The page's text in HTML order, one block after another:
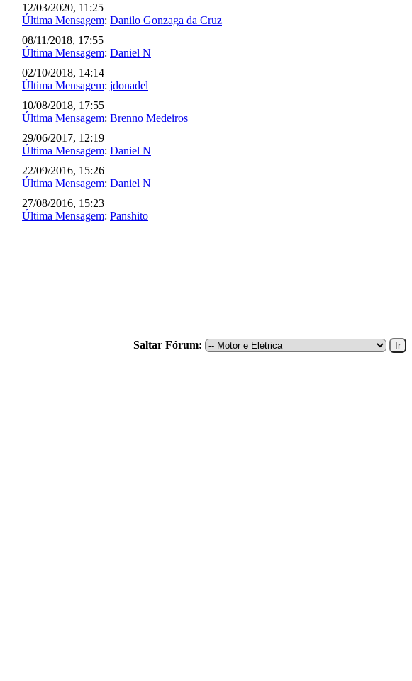
12/03/2020, 11:25
Última Mensagem: Danilo Gonzaga da Cruz
08/11/2018, 17:55
Última Mensagem: Daniel N
02/10/2018, 14:14
Última Mensagem: jdonadel
10/08/2018, 17:55
Última Mensagem: Brenno Medeiros
29/06/2017, 12:19
Última Mensagem: Daniel N
22/09/2016, 15:26
Última Mensagem: Daniel N
27/08/2016, 15:23
Última Mensagem: Panshito
Saltar Fórum: